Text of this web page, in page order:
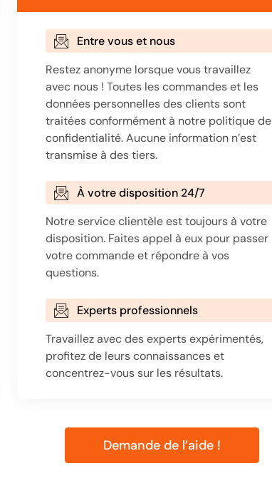
Entre vous et nous
Restez anonyme lorsque vous travaillez
avec nous ! Toutes les commandes et les
données personnelles des clients sont
traitées conformément à notre politique de
confidentialité. Aucune information n’est
transmise à des tiers.
À votre disposition 24/7
Notre service clientèle est toujours à votre
disposition. Faites appel à eux pour passer
votre commande et répondre à vos
questions.
Experts professionnels
Travaillez avec des experts expérimentés,
profitez de leurs connaissances et
concentrez-vous sur les résultats.
Demande de l’aide !